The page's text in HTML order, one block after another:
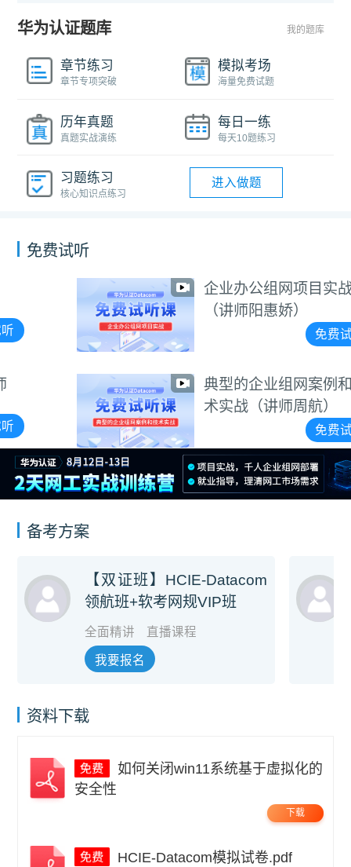
华为认证题库 我的题库
章节练习
章节专项突破
模拟考场
海量免费试题
历年真题
真题实战演练
每日一练
每天10题练习
习题练习
核心知识点练习
进入做题
免费试听
企业办公组网项目实战
（讲师阳惠娇）
免费试听
典型的企业组网案例和技
术实战（讲师周航）
免费试听
备考方案
【双证班】HCIE-Datacom
领航班+软考网规VIP班
全面精讲 直播课程
我要报名
资料下载
如何关闭win11系统基于虚拟化的
安全性
下载
HCIE-Datacom模拟试卷.pdf